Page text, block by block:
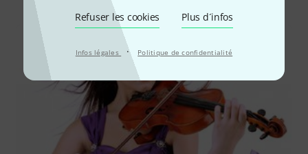
Refuser les cookies Plus d´infos
Infos légales · Politique de confidentialité